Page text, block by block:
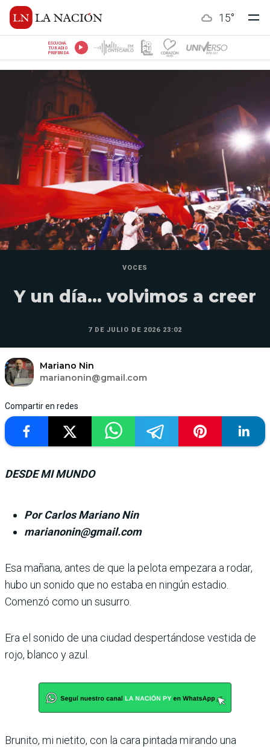
15°
ESCUCHÁ
TU RADIO
PREFERIDA
VOCES
Y un día… volvimos a creer
7 DE JULIO DE 2026 23:02
Mariano Nin
marianonin@gmail.com
Compartir en redes
DESDE MI MUNDO
Por Carlos Mariano Nin
marianonin@gmail.com
Esa mañana, antes de que la pelota empezara a rodar,
hubo un sonido que no estaba en ningún estadio.
Comenzó como un susurro.
Era el sonido de una ciudad despertándose vestida de
rojo, blanco y azul.
Brunito, mi nietito, con la cara pintada mirando una